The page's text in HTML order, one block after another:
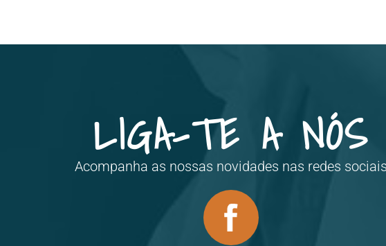
LIGA-TE A NÓS
Acompanha as nossas novidades nas redes